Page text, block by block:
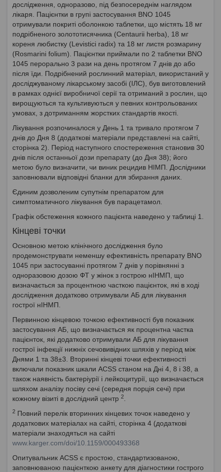
дослідження, одноразово, під безпосереднім наглядом
лікаря. Пацієнтки в групі застосування BNO 1045
отримували покриті оболонкою таблетки, що містять 18 мг
подрібненого золототисячника (Centaurii herba), 18 мг
кореня любистку (Levistici radix) та 18 мг листя розмарину
(Rosmarini folium). Пацієнтки приймали по 2 таблетки BNO
1045 перорально 3 рази на день протягом 7 днів до або
після їди. Подрібнений рослинний матеріал, використаний у
досліджуваному лікарському засобі (ІЛС), був виготовлений
в рамках однієї виробничої серії та отриманий з рослин, що
вирощуються та культивуються у певних контрольованих
умовах, з дотриманням жорстких стандартів якості.
Лікування розпочиналося у День 1 та тривало протягом 7
днів до Дня 8 (додаткові матеріали представлені на сайті,
сторінка 2). Період наступного спостереження становив 30
днів після останньої дози препарату (до Дня 38); його
метою було визначити, чи виник рецидив НІМП. Дослідники
заповнювали відповідні бланки для збирання даних.
Єдиним дозволеним супутнім препаратом для
симптоматичного лікування був парацетамол.
Графік обстеження кожного пацієнта наведено у таблиці 1.
Кінцеві точки
Основною метою клінічного дослідження було
продемонструвати неменшу ефективність препарату BNO
1045 при застосуванні протягом 7 днів у порівнянні з
одноразовою дозою ФТ у жінок з гострою нІНМП, що
визначається за процентною часткою пацієнток, які в ході
дослідження додатково отримували АБ для лікування
гострої нІНМП.
Первинною кінцевою точкою ефективності був показник
застосування АБ, що визначається як процентна частка
пацієнток, які додатково отримували АБ для лікування
гострої інфекції нижніх сечовивідних шляхів у період між
Днями 1 та 38±3. Вторинні кінцеві точки ефективності
включали показник шкали ACSS станом на Дні 4, 8 і 38, а
також наявність бактеріурії і лейкоцитурії, що визначається
шляхом аналізу посіву сечі (середня порція сечі) при
кожному візиті в дослідний центр 2
2 Повний перелік вторинних кінцевих точок наведено у
додаткових матеріалах на сайті, сторінка 4 (додаткові
матеріали знаходяться на сайті
www.karger.com/doi/10.1159/000493368
Опитувальник ACSS є простою, стандартизованою,
заповнюваною пацієнткою анкету для діагностики гострого